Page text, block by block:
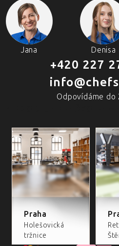
Jana Denisa
+420 227
Odpovídáme do
Praha
Holešovická
tržnice